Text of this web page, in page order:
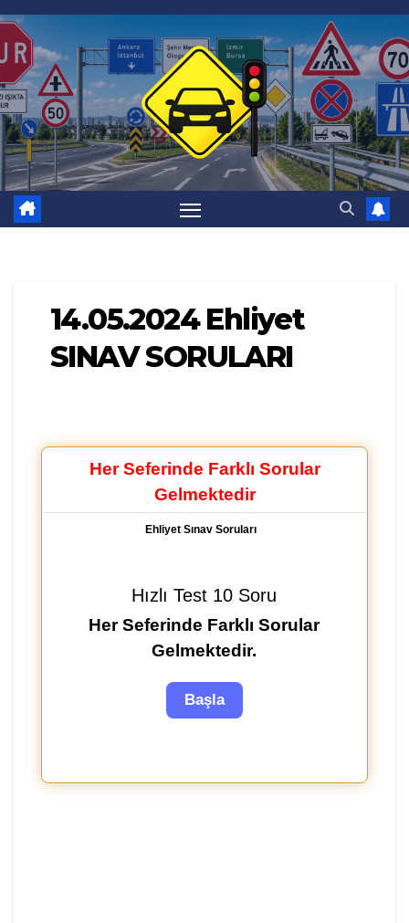
Skip
to
content
14.05.2024 Ehliyet
SINAV SORULARI
Her Seferinde Farklı Sorular
Gelmektedir
Ehliyet Sınav Soruları
Hızlı Test 10 Soru
Her Seferinde Farklı Sorular
Gelmektedir.